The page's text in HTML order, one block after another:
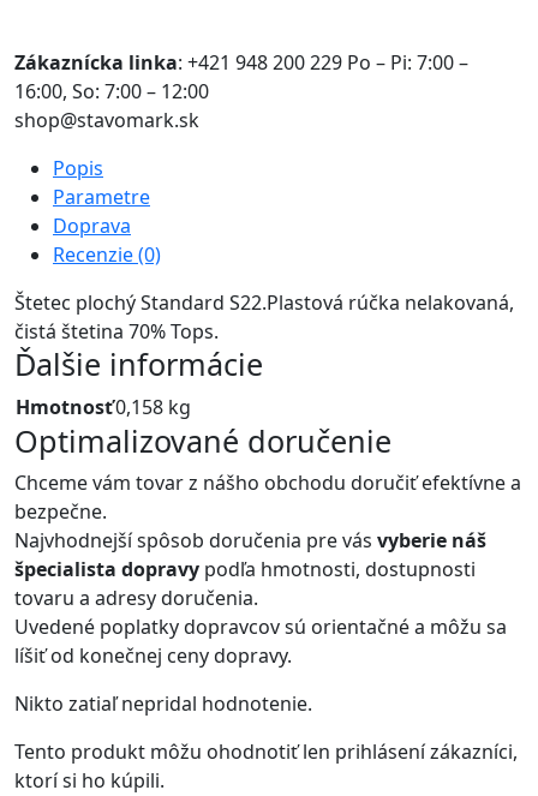
Zákaznícka linka: +421 948 200 229 Po – Pi: 7:00 –
16:00, So: 7:00 – 12:00
shop@stavomark.sk
Popis
Parametre
Doprava
Recenzie (0)
Štetec plochý Standard S22.Plastová rúčka nelakovaná,
čistá štetina 70% Tops.
Ďalšie informácie
Hmotnosť0,158 kg
Optimalizované doručenie
Chceme vám tovar z nášho obchodu doručiť efektívne a
bezpečne.
Najvhodnejší spôsob doručenia pre vás vyberie náš
špecialista dopravy podľa hmotnosti, dostupnosti
tovaru a adresy doručenia.
Uvedené poplatky dopravcov sú orientačné a môžu sa
líšiť od konečnej ceny dopravy.
Nikto zatiaľ nepridal hodnotenie.
Tento produkt môžu ohodnotiť len prihlásení zákazníci,
ktorí si ho kúpili.